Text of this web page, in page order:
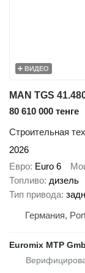
ВИДЕО
80 610 000 тенге
Строительная
2026
Евро Euro 6
Топливо дизель
Тип привода
Германия,
Euromix MTP